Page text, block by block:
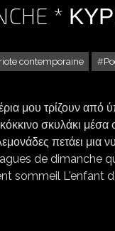
*
contemporaine
μου τρίζουν από
σκυλάκι μέσα
πετάει μια
Vagues de
sommeil L'enfant